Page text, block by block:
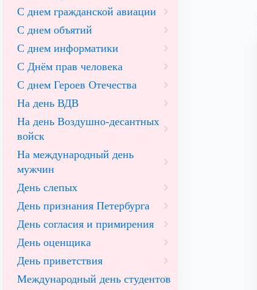
С днем гражданской авиации
С днем объятий
С днем информатики
С Днём прав человека
С днем Героев Отечества
На день ВДВ
На день Воздушно-десантных
войск
На международный день
мужчин
День слепых
День признания Петербурга
День согласия и примирения
День оценщика
День приветствия
Международный день студентов